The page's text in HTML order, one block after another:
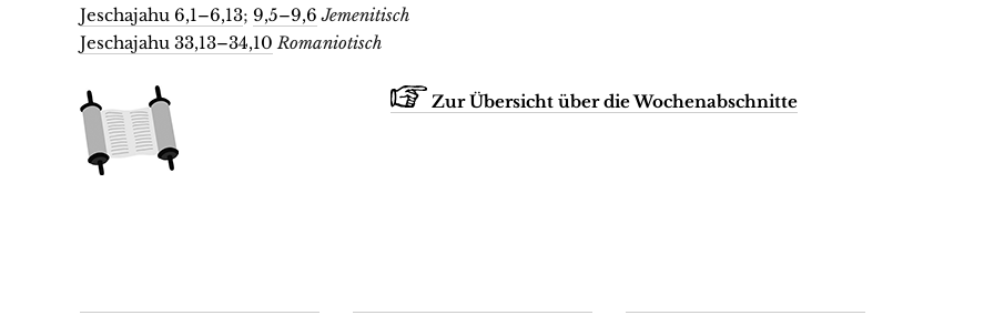
Jeschajahu 6,1–6,13; 9,5–9,6 Jemenitisch
Jeschajahu 33,13–34,10 Romaniotisch
Zur Übersicht über die Wochenabschnitte